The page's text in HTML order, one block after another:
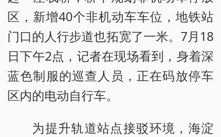
区，新增40个非机动车车位，地铁站
门口的人行步道也拓宽了一米。7月18
日下午2点，记者在现场看到，身着深
蓝色制服的巡查人员，正在码放停车
区内的电动自行车。
为提升轨道站点接驳环境，海淀